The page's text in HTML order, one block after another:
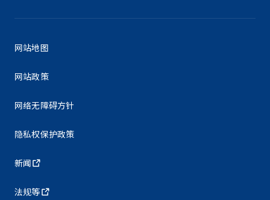
网站地图
网站政策
网络无障碍方针
隐私权保护政策
新闻
法规等